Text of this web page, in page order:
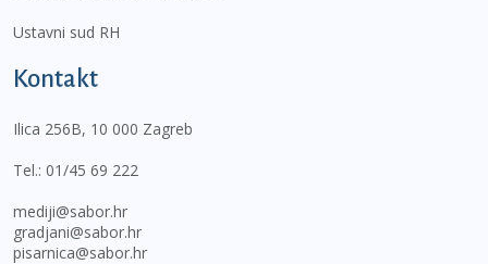
Ustavni sud RH
Kontakt
Ilica 256B, 10 000 Zagreb
Tel.: 01/45 69 222
mediji@sabor.hr
gradjani@sabor.hr
pisarnica@sabor.hr